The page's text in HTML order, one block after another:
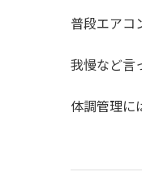
普段エアコ
我慢など言
体調管理に